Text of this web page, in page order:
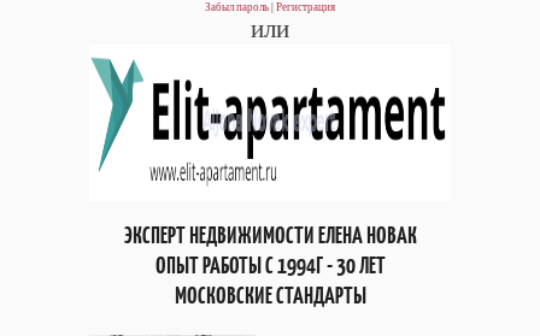
Забыл пароль Регистрация
или
ЭКСПЕРТ НЕДВИЖИМОСТИ ЕЛЕНА НОВАК
ОПЫТ РАБОТЫ С 1994Г - 30 ЛЕТ
МОСКОВСКИЕ СТАНДАРТЫ